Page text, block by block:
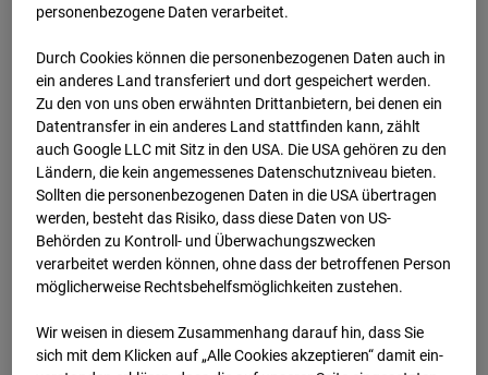
personenbezogene Daten verarbeitet.
Durch Cookies können die personenbezogenen Daten auch in
ein anderes Land transferiert und dort gespeichert werden.
Zu den von uns oben erwähnten Drittanbietern, bei denen ein
Datentransfer in ein anderes Land stattfinden kann, zählt
auch Google LLC mit Sitz in den USA. Die USA gehören zu den
Ländern, die kein angemessenes Datenschutzniveau bieten.
Sollten die personenbezogenen Daten in die USA übertragen
werden, besteht das Risiko, dass diese Daten von US-
Behörden zu Kontroll- und Überwachungszwecken
verarbeitet werden können, ohne dass der betroffenen Person
möglicherweise Rechtsbehelfsmöglichkeiten zustehen.
Wir weisen in diesem Zusammenhang darauf hin, dass Sie
sich mit dem Klicken auf „Alle Cookies akzeptieren“ damit ein­